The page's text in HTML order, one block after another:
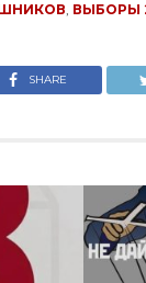
, ВЫБОРЫ
SHARE